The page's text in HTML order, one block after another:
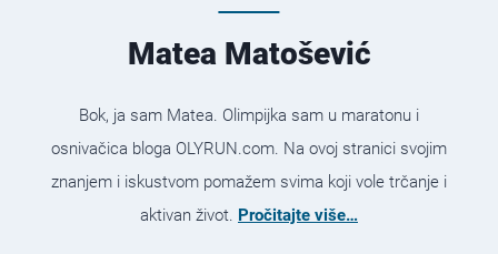
Matea Matošević
Bok, ja sam Matea. Olimpijka sam u maratonu i
osnivačica bloga OLYRUN.com. Na ovoj stranici svojim
znanjem i iskustvom pomažem svima koji vole trčanje i
aktivan život. Pročitajte više…